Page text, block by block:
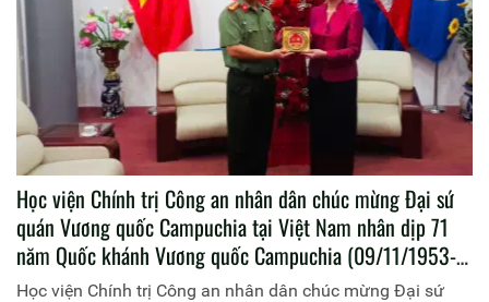
Học viện Chính trị Công an nhân dân chúc mừng Đại sứ
quán Vương quốc Campuchia tại Việt Nam nhân dịp 71
năm Quốc khánh Vương quốc Campuchia (09/11/1953-
09/11/2024)
Học viện Chính trị Công an nhân dân chúc mừng Đại sứ